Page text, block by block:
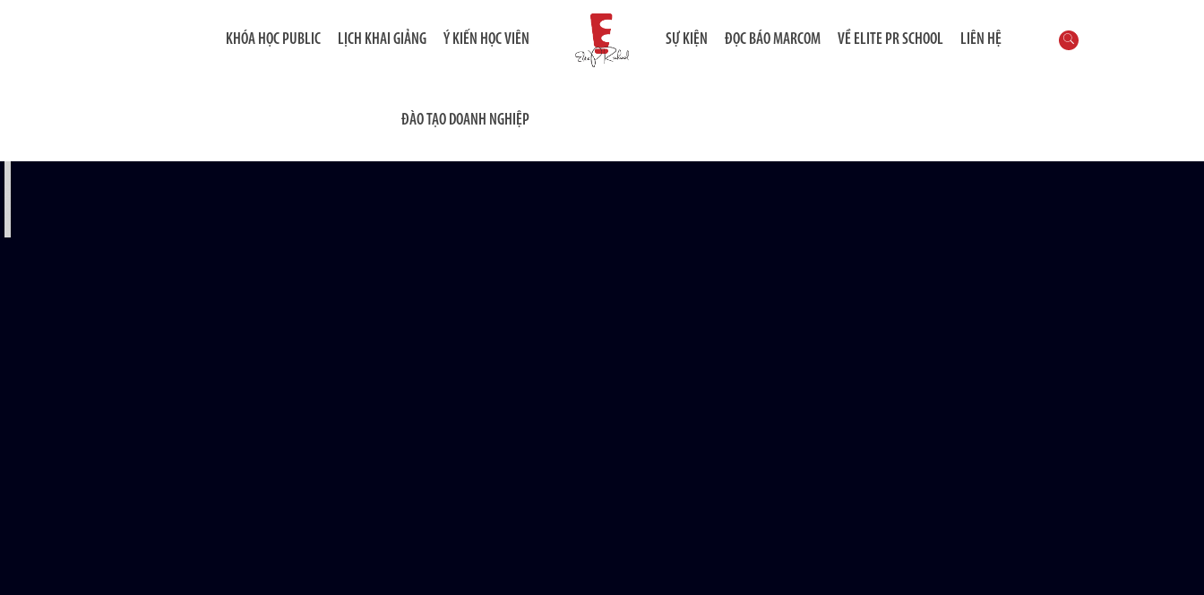
KHÓA HỌC PUBLIC LỊCH KHAI GIẢNG Ý KIẾN HỌC VIÊN
ĐÀO TẠO DOANH NGHIỆP
SỰ KIỆN ĐỌC BÁO MARCOM VỀ ELITE PR SCHOOL LIÊN HỆ